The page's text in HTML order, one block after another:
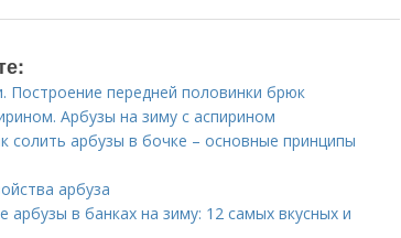
передней половинки брюк
Арбузы на зиму с аспирином
солить арбузы в бочке – основные принципы
арбуза
в банках на зиму: 12 самых вкусных и